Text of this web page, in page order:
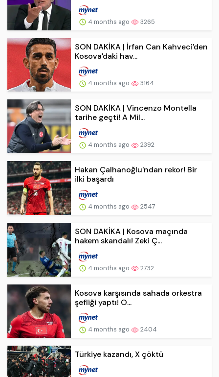
4 months ago 3265
SON DAKİKA | İrfan Can Kahveci'den
Kosova'daki hav...
4 months ago 3164
SON DAKİKA | Vincenzo Montella
tarihe geçti! A Mil...
4 months ago 2392
Hakan Çalhanoğlu'ndan rekor! Bir
ilki başardı
4 months ago 2547
SON DAKİKA | Kosova maçında
hakem skandalı! Zeki Ç...
4 months ago 2732
Kosova karşısında sahada orkestra
şefliği yaptı! O...
4 months ago 2404
Türkiye kazandı, X çöktü